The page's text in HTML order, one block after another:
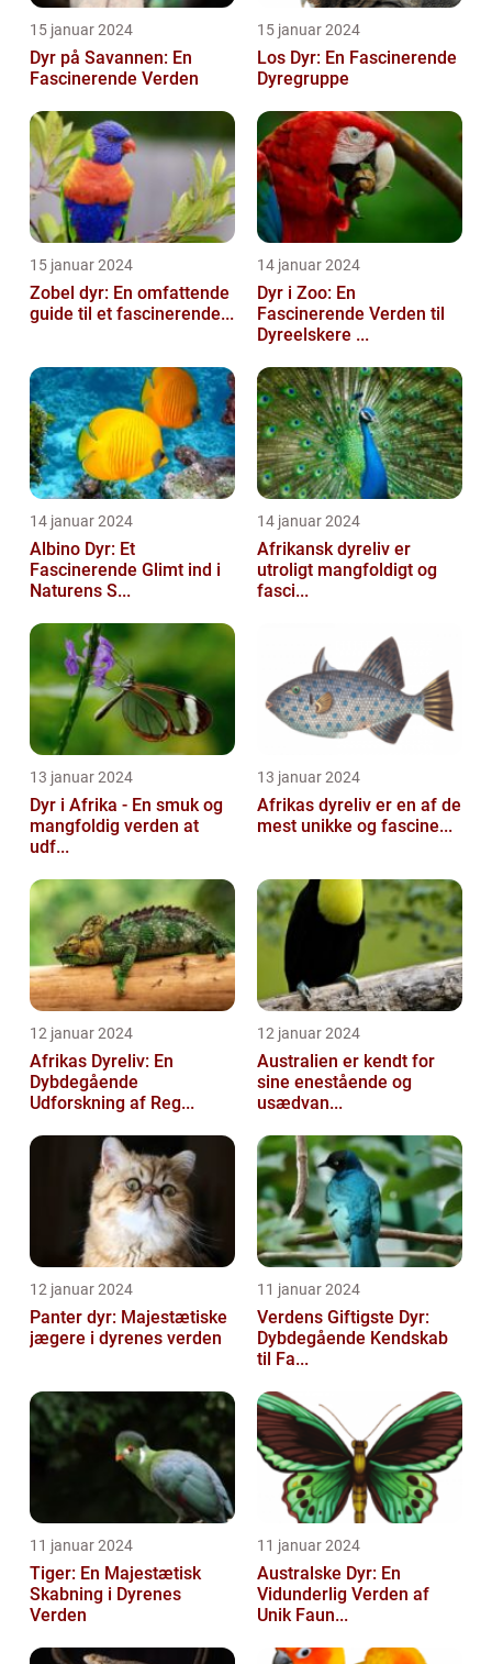
15 januar 2024
Dyr på Savannen: En
Fascinerende Verden
15 januar 2024
Los Dyr: En Fascinerende
Dyregruppe
15 januar 2024
Zobel dyr: En omfattende
guide til et fascinerende...
14 januar 2024
Dyr i Zoo: En
Fascinerende Verden til
Dyreelskere ...
14 januar 2024
Albino Dyr: Et
Fascinerende Glimt ind i
Naturens S...
14 januar 2024
Afrikansk dyreliv er
utroligt mangfoldigt og
fasci...
13 januar 2024
Dyr i Afrika - En smuk og
mangfoldig verden at
udf...
13 januar 2024
Afrikas dyreliv er en af de
mest unikke og fascine...
12 januar 2024
Afrikas Dyreliv: En
Dybdegående
Udforskning af Reg...
12 januar 2024
Australien er kendt for
sine enestående og
usædvan...
12 januar 2024
Panter dyr: Majestætiske
jægere i dyrenes verden
11 januar 2024
Verdens Giftigste Dyr:
Dybdegående Kendskab
til Fa...
11 januar 2024
Tiger: En Majestætisk
Skabning i Dyrenes
Verden
11 januar 2024
Australske Dyr: En
Vidunderlig Verden af
Unik Faun...